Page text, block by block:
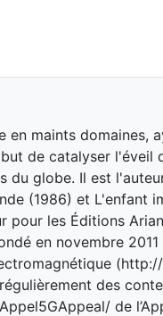
maints domaines,
de catalyser l'éveil
du globe. Il est
(1986) et L'enfant
pour les Éditions
en novembre
des
de